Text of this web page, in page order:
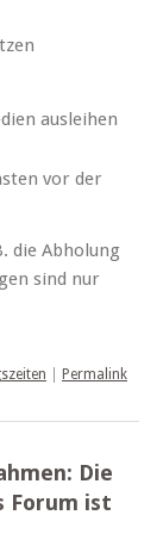
ausleihen
vor der
die Abholung
sind nur
Permalink
Die
Forum ist